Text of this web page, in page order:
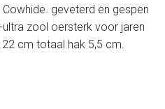
geveterd en gespen
ultra zool oersterk voor jaren
cm totaal hak 5,5 cm.